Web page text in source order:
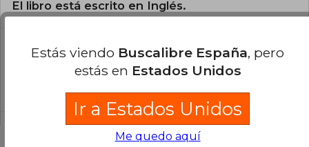
El libro está escrito en Inglés.
¿Cuál es la encuadernación de este libro?
La encuadernación de esta edición es Tapa
Estás viendo Buscalibre España, pero
estás en Estados Unidos
Ir a Estados Unidos
Me quedo aquí